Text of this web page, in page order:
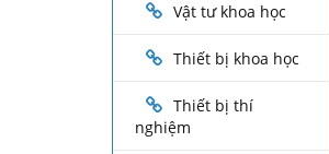
Vật tư khoa học
Thiết bị khoa học
Thiết bị thí
nghiệm